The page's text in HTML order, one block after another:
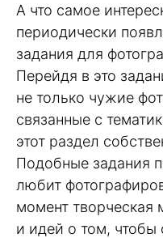
А что самое
периодически
задания для
Перейдя в это
не только чужие
связанные с
этот раздел
Подобные задания
любит
момент творческая
и идей о том, чтобы